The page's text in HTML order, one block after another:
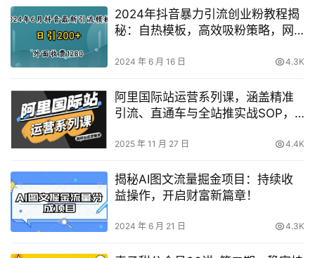
2024年抖音暴力引流创业粉教程揭
秘：自热模板，高效吸粉策略，网
2024 年 6 月 16 日 4.3K
阿里国际站运营系列课，涵盖精准
引流、直通车与全站推实战SOP，
（更新）
2025 年 11 月 27 日 4.4K
揭秘AI图文流量掘金项目：持续收
益操作，开启财富新篇章！
2024 年 6 月 21 日 4.3K